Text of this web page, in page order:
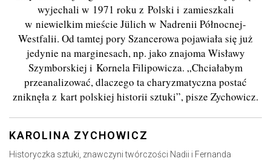
wyjechali w 1971 roku z Polski i zamieszkali
w niewielkim mieście Jülich w Nadrenii Północnej-
Westfalii. Od tamtej pory Szancerowa pojawiała się już
jedynie na marginesach, np. jako znajoma Wisławy
Szymborskiej i Kornela Filipowicza. „Chciałabym
przeanalizować, dlaczego ta charyzmatyczna postać
zniknęła z kart polskiej historii sztuki”, pisze Zychowicz.
KAROLINA ZYCHOWICZ
Historyczka sztuki, znawczyni twórczości Nadii i Fernanda